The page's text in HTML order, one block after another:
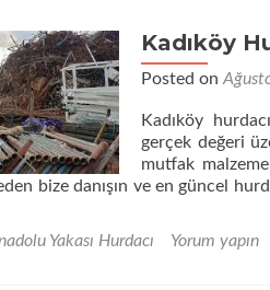
Kadıköy
Posted on
Kadıköy
gerçek değeri
mutfak
bize danışın ve en güncel
Yakası Hurdacı Yorum yapın